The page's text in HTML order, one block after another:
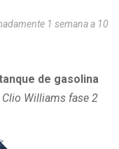
1 semana a 10
de gasolina
Williams fase 2